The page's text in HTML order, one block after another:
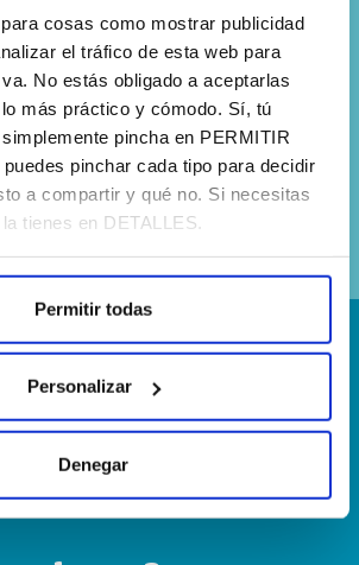
cosas como mostrar publicidad
el tráfico de esta web para
No estás obligado a aceptarlas
más práctico y cómodo. Sí, tú
pincha en PERMITIR
pinchar cada tipo para decidir
a compartir y qué no. Si necesitas
tienes en DETALLES.
Permitir todas
Personalizar
Denegar
acepto lapolítica de